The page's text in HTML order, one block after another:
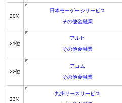
20位
日本モーゲージサービス
その他金融業
21位
アルヒ
その他金融業
22位
アコム
その他金融業
23位
九州リースサービス